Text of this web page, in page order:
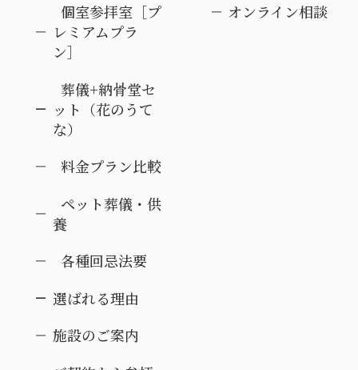
個室参拝室［プ
レミアムプラ
ン］
葬儀+納骨堂セ
ット（花のうて
な）
料金プラン比較
ペット葬儀・供
養
各種回忌法要
選ばれる理由
施設のご案内
オンライン相談